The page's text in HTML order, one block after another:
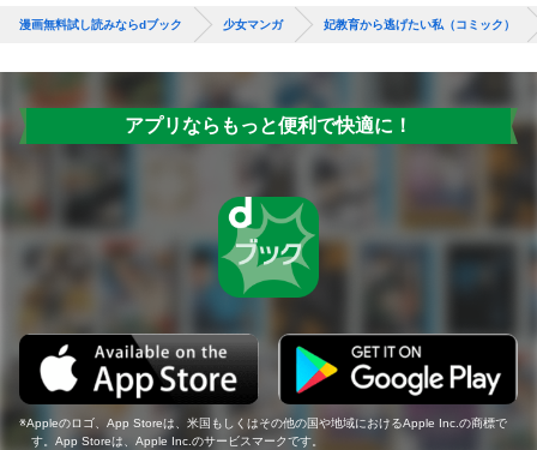
漫画無料試し読みならdブック 少女マンガ 妃教育から逃げたい私（コミック）
アプリならもっと便利で快適に！
Appleのロゴ、App Storeは、米国もしくはその他の国や地域におけるApple Inc.の商標で
す。App Storeは、Apple Inc.のサービスマークです。